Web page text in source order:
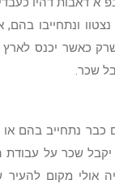
ונתחייבו בהם,
כאשר יכנס
שכר.
כבר נתחייב בהם
שכר על עבודת
אולי מקום